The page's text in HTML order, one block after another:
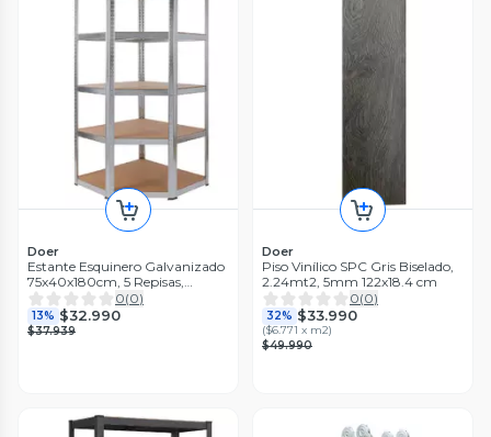
Doer
Estante Esquinero Galvanizado
75x40x180cm, 5 Repisas,
200kg
0(0)
13% $32.990
$37.939
Doer
Piso Vinílico SPC Gris Biselado,
2.24mt2, 5mm 122x18.4 cm
0(0)
32% $33.990
($6.771 x m2)
$49.990